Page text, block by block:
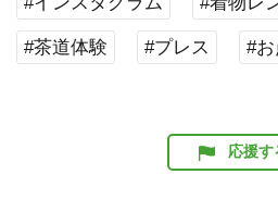
#茶道体験 #プレス #
応援す